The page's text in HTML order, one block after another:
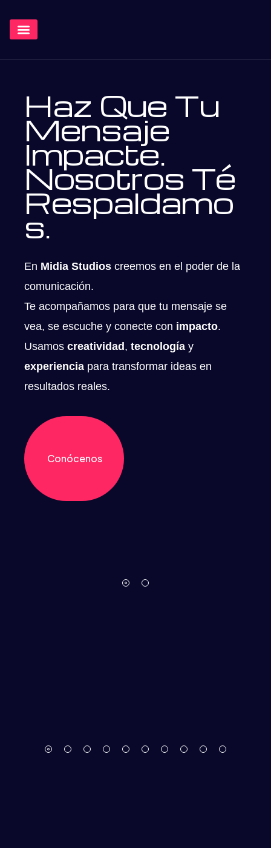
Haz Que Tu
Mensaje
Impacte.
Nosotros Té
Respaldamo
S.
En Midia Studios creemos en el poder de la
comunicación.
Te acompañamos para que tu mensaje se
vea, se escuche y conecte con impacto.
Usamos creatividad , tecnología y
experiencia para transformar ideas en
resultados reales.
Conócenos